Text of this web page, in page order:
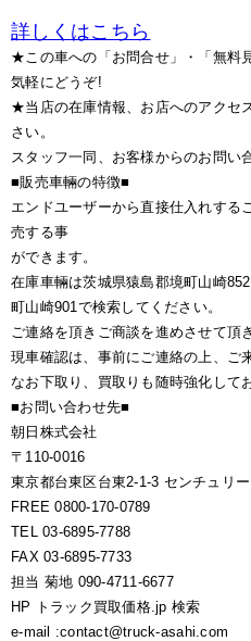
詳しくはこちら
★この車への「お問合せ」・「無料
気軽にどうぞ!
★当店の在庫情報、お店へのアクセ
さい。
スタッフ一同、お客様からのお問い
■販売車輛の特徴■
エンドユーザーから直接仕入れする
売する事
ができます。
在庫車輛は茨城県猿島郡境町山崎
町山崎901で検索してください。
ご連絡を頂きご商談を進めさせて頂
現車確認は、事前にご連絡の上、ご
なお下取り、買取りも随時強化して
■お問い合わせ先■
朝日株式会社
〒110-0016
東京都台東区台東2-1-3 センチュリ
FREE 0800-170-0789
TEL 03-6895-7788
FAX 03-6895-7733
担当 菊地 090-4711-6677
HP トラック買取価格.jp 検索
e-mail :contact@truck-asahi.com